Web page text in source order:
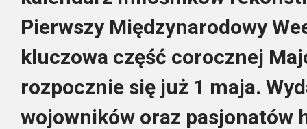
Pierwszy Międzynarodowy
kluczowa część corocznej
rozpocznie się już 1 maja.
wojowników oraz pasjonatów